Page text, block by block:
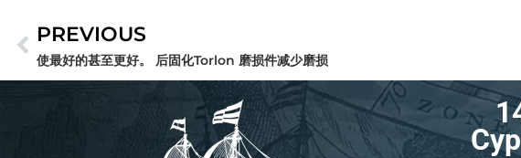
Prev
PREVIOUS
使最好的甚至更好。 后固化Torlon 磨损件减少磨损